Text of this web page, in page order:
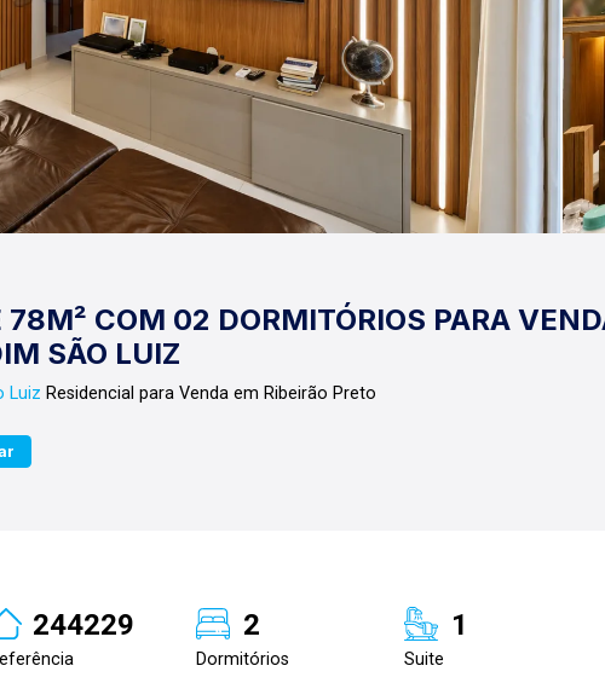
78M² COM 02 DORMITÓRIOS PARA
SÃO LUIZ
Luiz Residencial para Venda em Ribeirão Preto
244229 2
Dormitórios
1
Suite